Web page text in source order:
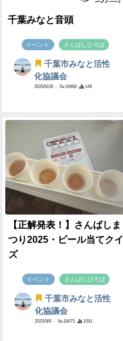
千葉みなと音頭
イベント さんばしひろば
千葉市みなと活性
化協議会
2026/6/28 - №19968 149
【正解発表！】さんばしま
つり2025・ビール当てクイ
ズ
イベント さんばしひろば
千葉市みなと活性
化協議会
2025/9/8 - №18475 1091